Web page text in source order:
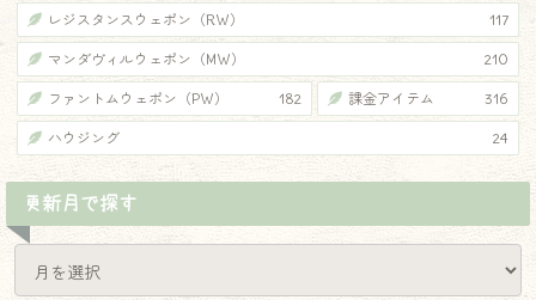
レジスタンスウェポン（RW） 117
マンダヴィルウェポン（MW） 210
ファントムウェポン（PW） 182 課金アイテム 316
ハウジング 24
更新月で探す